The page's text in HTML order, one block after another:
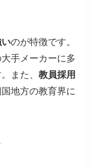
のが特徴です。
手メーカーに多
また、教員採用
地方の教育界に